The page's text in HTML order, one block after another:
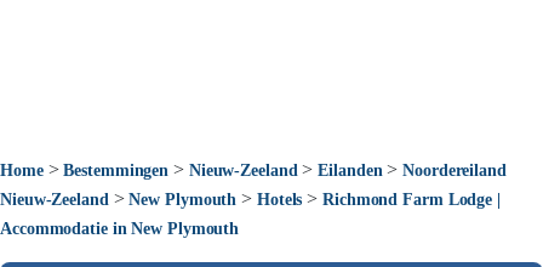
Home>Bestemmingen > Nieuw-Zeeland >Eilanden >Noordereiland
Nieuw-Zeeland >New Plymouth > Hotels >Richmond Farm Lodge |
Accommodatie in New Plymouth